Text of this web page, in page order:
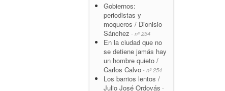
Gobiernos:
periodistas y
moqueros / Dionisio
Sánchez - nº 254
En la ciudad que no
se detiene jamás hay
un hombre quieto /
Carlos Calvo - nº 254
Los barrios lentos /
Julio José Ordovás -